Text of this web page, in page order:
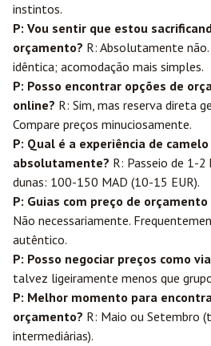
instintos.
P: Vou sentir que estou
orçamento? R: Absolutamente
idêntica; acomodação mais simples.
P: Posso encontrar opções de
online? R: Sim, mas reserva direta
Compare preços minuciosamente.
P: Qual é a experiência de
absolutamente? R: Passeio de 1-
dunas: 100-150 MAD (10-15 EUR).
P: Guias com preço de
Não necessariamente.
autêntico.
P: Posso negociar preços como
talvez ligeiramente menos que
P: Melhor momento para
orçamento? R: Maio ou Setembro
intermediárias).